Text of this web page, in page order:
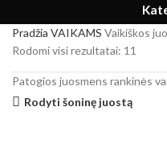
Pradžia VAIKAMS Vaikiškos
Rodomi visi rezultatai: 11
Patogios juosmens rankinės
Rodyti šoninę juostą